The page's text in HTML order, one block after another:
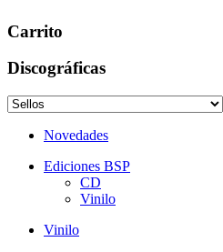
Carrito
Discográficas
Novedades
Ediciones BSP
CD
Vinilo
Vinilo